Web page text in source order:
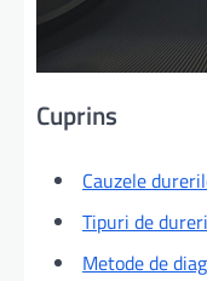
Cuprins
Cauzele
Tipuri de
Metode de